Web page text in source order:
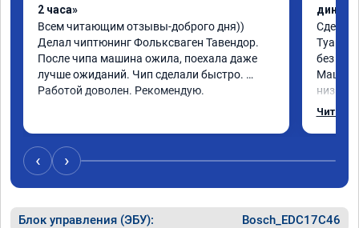
2 часа»
Всем читающим отзывы-доброго дня))
Делал чиптюнинг Фольксваген Тавендор.
После чипа машина ожила, поехала даже
лучше ожиданий. Чип сделали быстро.
Работой доволен. Рекомендую.
Туарег
без
Машина
низких
км/ч
Читать
‹ ›
Блок управления (ЭБУ): Bosch_EDC17C46